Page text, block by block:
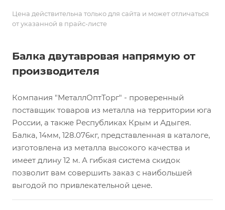
Цена действительна только для сайта и может отличаться
от указанной в прайс-листе
Балка двутавровая напрямую от
производителя
Компания "МеталлОптТорг" - проверенный
поставщик товаров из металла на территории юга
России, а также Республиках Крым и Адыгея.
Балка, 14мм, 128.076кг, представленная в каталоге,
изготовлена из металла высокого качества и
имеет длину 12 м. А гибкая система скидок
позволит вам совершить заказ с наибольшей
выгодой по привлекательной цене.